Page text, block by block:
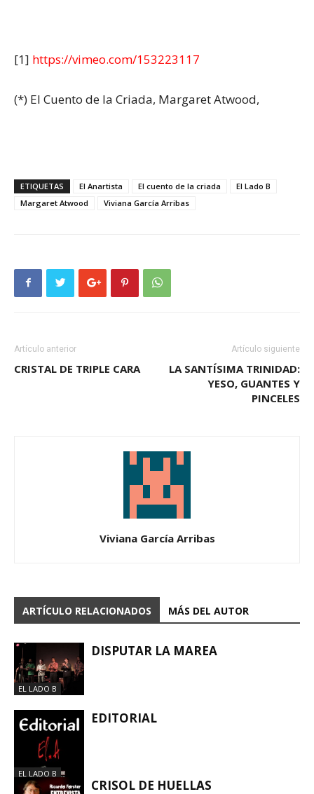
[1] https://vimeo.com/153223117
(*) El Cuento de la Criada, Margaret Atwood,
ETIQUETAS El Anartista El cuento de la criada
El Lado B
Margaret Atwood
Viviana García Arribas
Artículo anterior
CRISTAL DE TRIPLE CARA
Artículo siguiente
LA SANTÍSIMA TRINIDAD:
YESO, GUANTES Y
PINCELES
Viviana García Arribas
ARTÍCULO RELACIONADOS MÁS DEL AUTOR
EL LADO B
DISPUTAR LA MAREA
EL LADO B
EDITORIAL
CRISOL DE HUELLAS